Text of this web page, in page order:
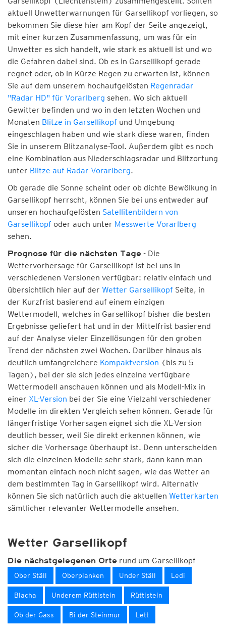
aktuell Unwetterwarnungen für Garsellikopf vorliegen, so
bekommen Sie diese hier am Kopf der Seite angezeigt,
mit einer kurzen Zusammenfassung, um was für ein
Unwetter es sich handelt, wie stark es aktuell ist und wo
die Gefahren dabei sind. Ob es in Garsellikopf gerade
regnet oder, ob in Kürze Regen zu erwarten ist, können
Sie auf dem unserem hochaufgelösten Regenradar
"Radar HD" für Vorarlberg sehen. Wo sich aktuell
Gewitter befinden und wo in den letzten Wochen und
Monaten Blitze in Garsellikopf und Umgebung
eingeschlagen haben und wie stark diese waren, finden
Sie in unserem Blitzanalyse-Tool. Außerdem gibt es noch
eine Kombination aus Niederschlagsradar und Blitzortung
unter Blitze auf Radar Vorarlberg.
Ob gerade die Sonne scheint oder ob dichte Bewölkung in
Garsellikopf herrscht, können Sie bei uns entweder auf
unseren hochaufgelösten Satellitenbildern von
Garsellikopf oder auch unter Messwerte Vorarlberg
sehen.
Prognose für die nächsten Tage - Die
Wettervorhersage für Garsellikopf ist bei uns in
verschiedenen Versionen verfügbar: relativ einfach und
übersichtlich hier auf der Wetter Garsellikopf Seite, in
der Kurzfrist basierend auf einem einzigen
Wettermodell, welches in Garsellikopf bisher die besten
Ergebnisse geliefert hat und in der Mittelfrist basierend
auf der Analyse vieler Einzellösungen für den groben
Trend der nächsten zwei Wochen. Darüber hinaus als
deutlich umfangreichere Kompaktversion (bis zu 5
Tagen), bei der sie sich jedes einzelne verfügbare
Wettermodell anschauen können und als Modell-Mix in
einer XL-Version bei der Sie eine Vielzahl verschiedener
Modelle im direkten Vergleich sehen können. Gerade für
längerfristige Vorhersagen eignet sich die XL-Version
deutlich besser, weil Sie direkt erkennen können, wie
sicher die Vorhersage überhaupt ist. Denn unterscheiden
sich die einzelnen Modelle sehr stark, dann kann man
momentan einfach noch nicht sagen, wie das Wetter an
dem bestimmten Tag in Garsellikopf wird. Alternativ
können Sie sich natürlich auch die aktuellen Wetterkarten
sämtlicher relevanter Wettermodelle ansehen.
Wetter Garsellikopf
Die nächstgelegenen Orte rund um Garsellikopf
Ober Ställ Oberplanken Under Ställ Ledi
Blacha Underem Rüttistein Rüttistein
Ob der Gass Bi der Steinmur Lett